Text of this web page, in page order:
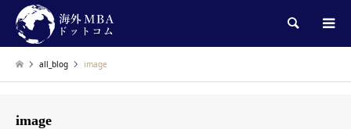
検索
all_blog image
image